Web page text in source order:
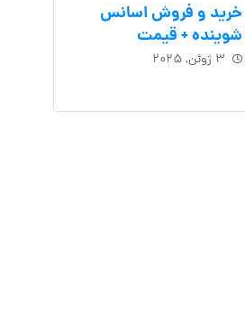
خرید و فروش اسانس
شوینده + قیمت
۳ ژوئن, ۲۰۲۵